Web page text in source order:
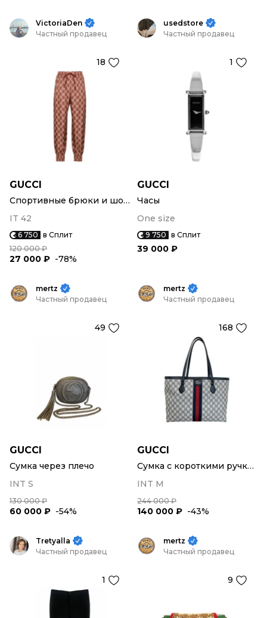
VictoriaDen
Частный продавец
18
GUCCI
Спортивные брюки и шорты
IT 42
6 750 в Сплит
120 000 ₽
27 000 ₽ -78%
usedstore
Частный продавец
1
GUCCI
Часы
One size
9 750 в Сплит
39 000 ₽
mertz
Частный продавец
49
GUCCI
Сумка через плечо
INT S
130 000 ₽
60 000 ₽ -54%
mertz
Частный продавец
168
GUCCI
Сумка с короткими ручками
INT M
244 000 ₽
140 000 ₽ -43%
Tretyalla
Частный продавец
1
mertz
Частный продавец
9